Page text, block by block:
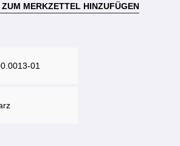
ZUM MERKZETTEL HINZUFÜGEN
01